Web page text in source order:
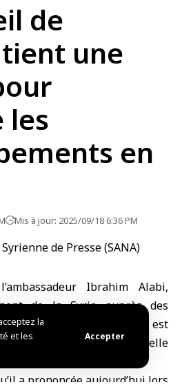
la
et les
Accepter
de
une
les
en
Mis à jour: 2025/09/18 6:36 PM
Ibrahim Alabi,
de la Syrie auprès des
que le Conseil de sécurité est
historique d’une nouvelle
a prononcée aujourd’hui lors